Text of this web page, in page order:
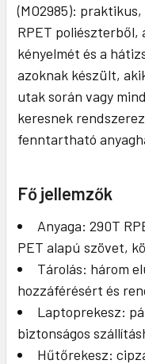
(MO2985):
RPET poliészterből,
kényelmét és a
azoknak készült,
utak során vagy
keresnek
fenntartható
Fő jellemzők
Anyaga: 290T
PET alapú szövet,
Tárolás: három
hozzáférésért és
Laptoprekesz:
biztonságos
Hűtőrekesz: